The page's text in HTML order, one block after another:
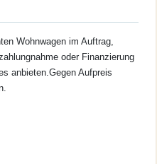
Wohnwagen im Auftrag,
oder Finanzierung
anbieten. Gegen Aufpreis